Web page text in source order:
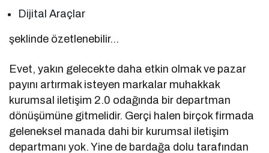
Dijital Araçlar
şeklinde özetlenebilir…
Evet, yakın gelecekte daha etkin olmak ve pazar
payını artırmak isteyen markalar muhakkak
kurumsal iletişim 2.0 odağında bir departman
dönüşümüne gitmelidir. Gerçi halen birçok firmada
geleneksel manada dahi bir kurumsal iletişim
departmanı yok. Yine de bardağa dolu tarafından